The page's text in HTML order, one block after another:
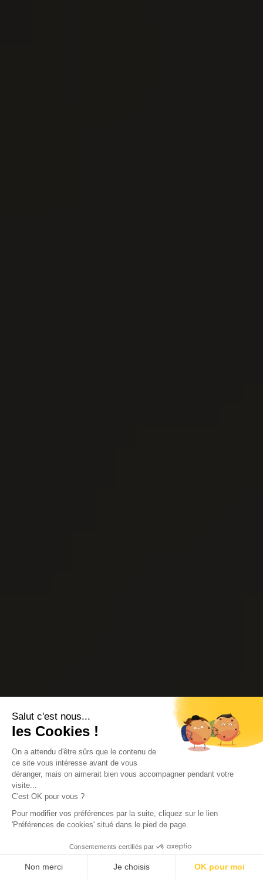
Salut c'est nous...
les Cookies !
On a attendu d'être sûrs que le contenu de
ce site vous intéresse avant de vous
déranger, mais on aimerait bien vous accompagner pendant votre
visite...
C'est OK pour vous ?
Pour modifier vos préférences par la suite, cliquez sur le lien
'Préférences de cookies' situé dans le pied de page.
Consentements certifiés par
Non merci Je choisis OK pour moi